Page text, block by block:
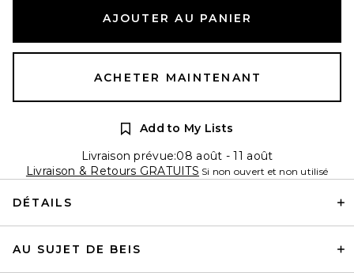
AJOUTER AU PANIER
ACHETER MAINTENANT
Add to My Lists
Livraison prévue:08 août - 11 août
Livraison & Retours GRATUITS Si non ouvert et non utilisé
DÉTAILS
AU SUJET DE BEIS